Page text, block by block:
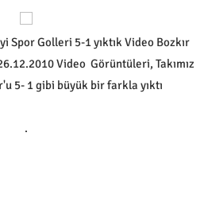
Spor Golleri 5-1 yıktık Video Bozkır
Video Görüntüleri, Takımız
5- 1 gibi büyük bir farkla yıktı
.